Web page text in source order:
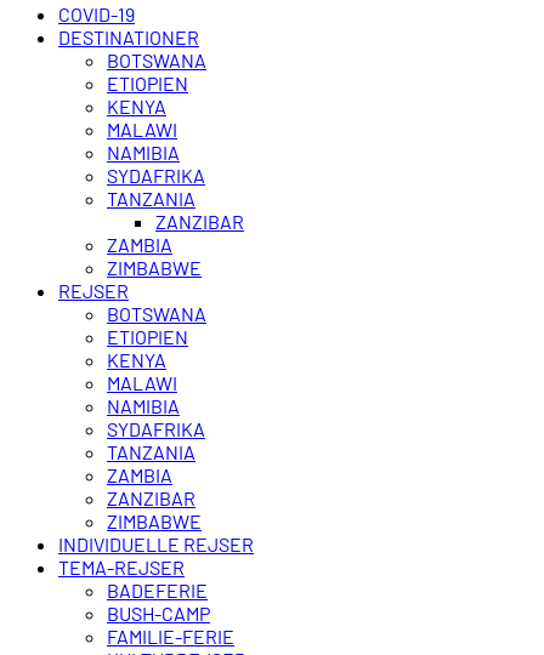
COVID-19
DESTINATIONER
BOTSWANA
ETIOPIEN
KENYA
MALAWI
NAMIBIA
SYDAFRIKA
TANZANIA
ZANZIBAR
ZAMBIA
ZIMBABWE
REJSER
BOTSWANA
ETIOPIEN
KENYA
MALAWI
NAMIBIA
SYDAFRIKA
TANZANIA
ZAMBIA
ZANZIBAR
ZIMBABWE
INDIVIDUELLE REJSER
TEMA-REJSER
BADEFERIE
BUSH-CAMP
FAMILIE-FERIE